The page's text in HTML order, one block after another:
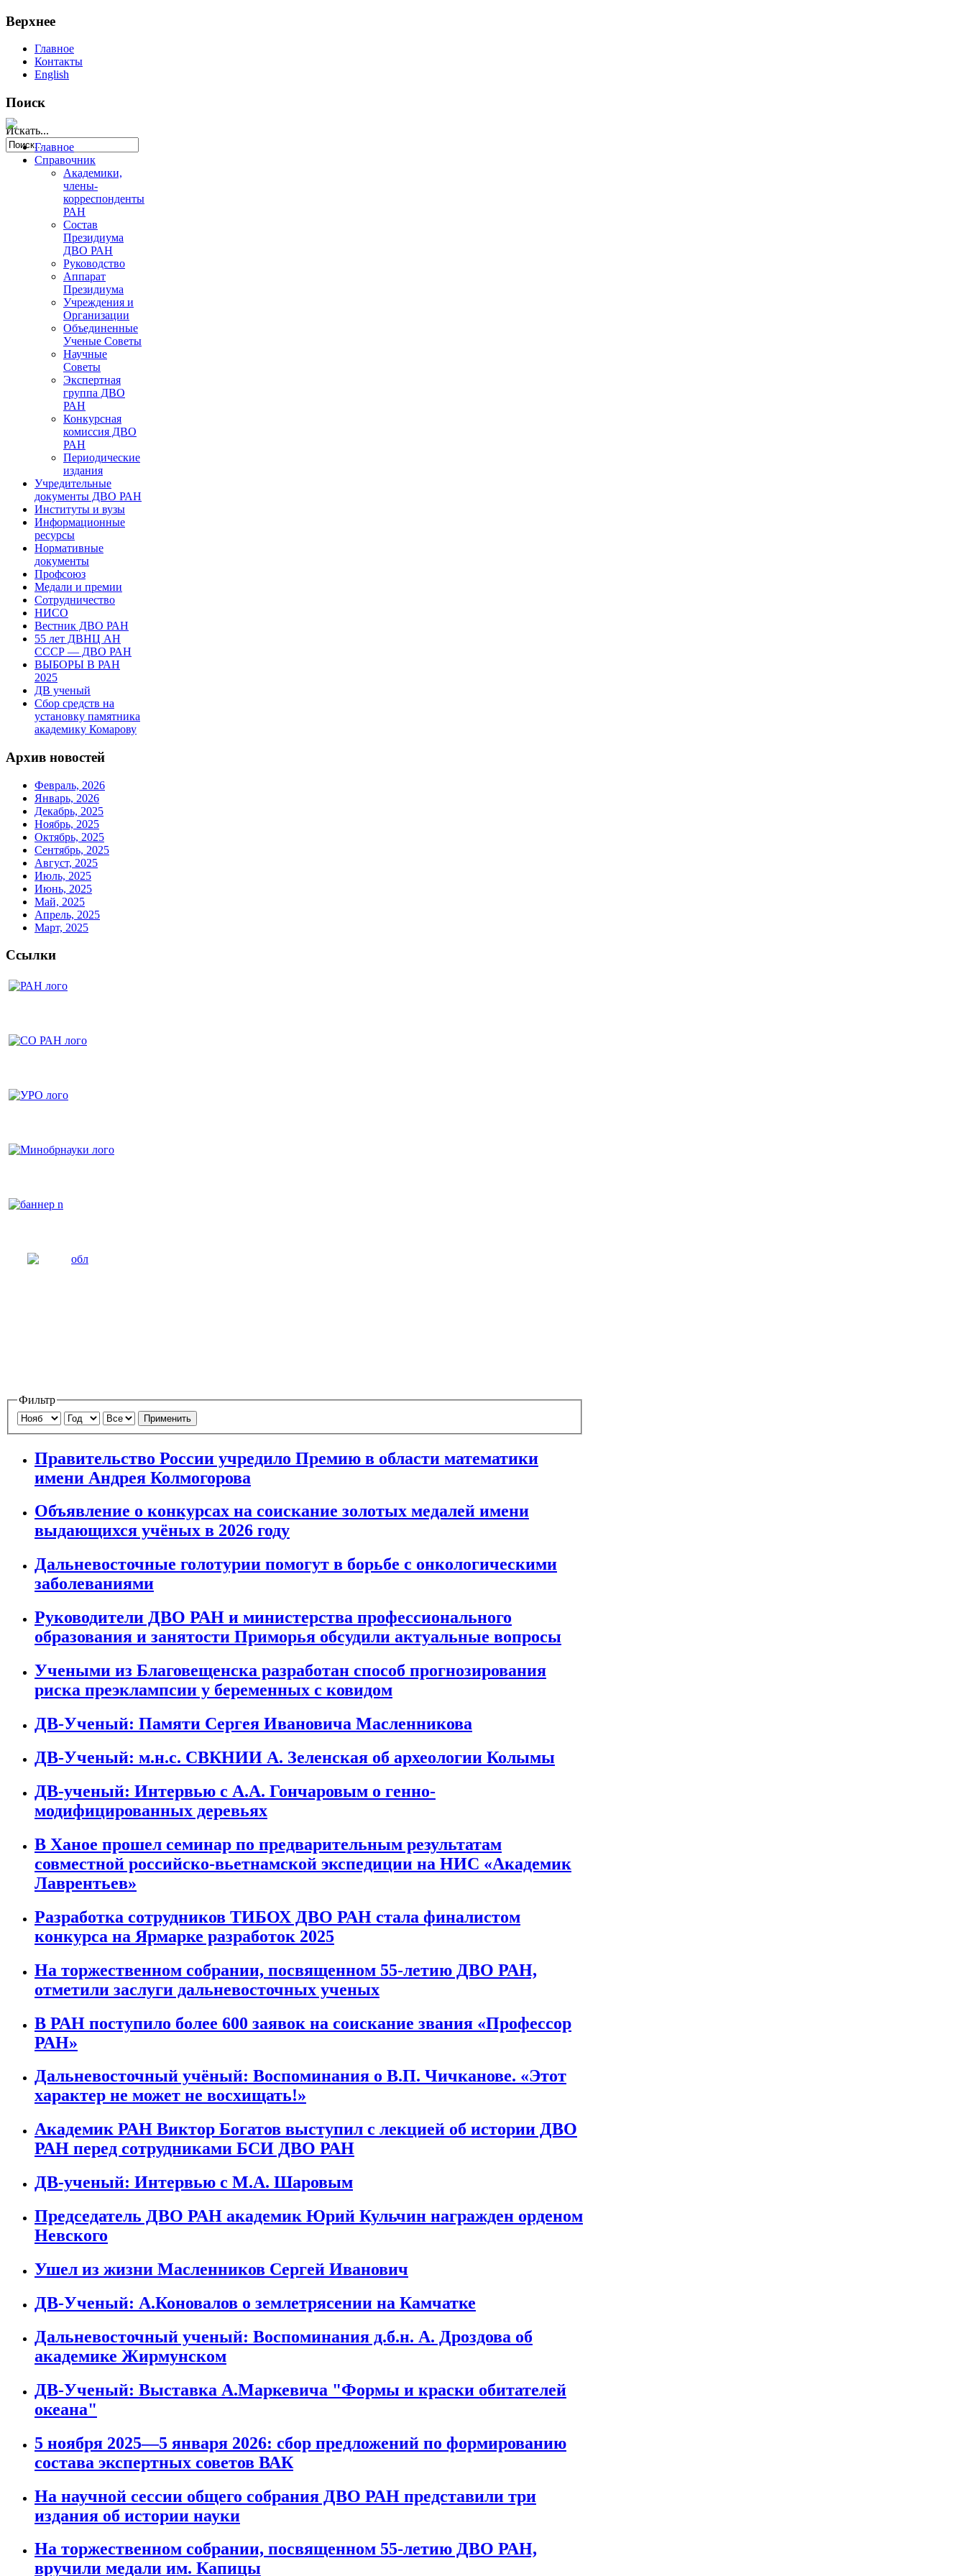
Верхнее
Главное
Контакты
English
Поиск
Искать...
Главное
Справочник
Академики,
члены-
корреспонденты
РАН
Состав
Президиума
ДВО РАН
Руководство
Аппарат
Президиума
Учреждения и
Организации
Объединенные
Ученые Советы
Научные
Советы
Экспертная
группа ДВО
РАН
Конкурсная
комиссия ДВО
РАН
Периодические
издания
Учредительные
документы ДВО РАН
Институты и вузы
Информационные
ресурсы
Нормативные
документы
Профсоюз
Медали и премии
Сотрудничество
НИСО
Вестник ДВО РАН
55 лет ДВНЦ АН
СССР — ДВО РАН
ВЫБОРЫ В РАН
2025
ДВ ученый
Сбор средств на
установку памятника
академику Комарову
Архив новостей
Февраль, 2026
Январь, 2026
Декабрь, 2025
Ноябрь, 2025
Октябрь, 2025
Сентябрь, 2025
Август, 2025
Июль, 2025
Июнь, 2025
Май, 2025
Апрель, 2025
Март, 2025
Ссылки
Фильтр
Применить
Правительство России учредило Премию в области математики
имени Андрея Колмогорова
Объявление о конкурсах на соискание золотых медалей имени
выдающихся учёных в 2026 году
Дальневосточные голотурии помогут в борьбе с онкологическими
заболеваниями
Руководители ДВО РАН и министерства профессионального
образования и занятости Приморья обсудили актуальные вопросы
Учеными из Благовещенска разработан способ прогнозирования
риска преэклампсии у беременных с ковидом
ДВ-Ученый: Памяти Сергея Ивановича Масленникова
ДВ-Ученый: м.н.с. СВКНИИ А. Зеленская об археологии Колымы
ДВ-ученый: Интервью с А.А. Гончаровым о генно-
модифицированных деревьях
В Ханое прошел семинар по предварительным результатам
совместной российско-вьетнамской экспедиции на НИС «Академик
Лаврентьев»
Разработка сотрудников ТИБОХ ДВО РАН стала финалистом
конкурса на Ярмарке разработок 2025
На торжественном собрании, посвященном 55-летию ДВО РАН,
отметили заслуги дальневосточных ученых
В РАН поступило более 600 заявок на соискание звания «Профессор
РАН»
Дальневосточный учёный: Воспоминания о В.П. Чичканове. «Этот
характер не может не восхищать!»
Академик РАН Виктор Богатов выступил с лекцией об истории ДВО
РАН перед сотрудниками БСИ ДВО РАН
ДВ-ученый: Интервью с М.А. Шаровым
Председатель ДВО РАН академик Юрий Кульчин награжден орденом
Невского
Ушел из жизни Масленников Сергей Иванович
ДВ-Ученый: А.Коновалов о землетрясении на Камчатке
Дальневосточный ученый: Воспоминания д.б.н. А. Дроздова об
академике Жирмунском
ДВ-Ученый: Выставка А.Маркевича "Формы и краски обитателей
океана"
5 ноября 2025—5 января 2026: сбор предложений по формированию
состава экспертных советов ВАК
На научной сессии общего собрания ДВО РАН представили три
издания об истории науки
На торжественном собрании, посвященном 55-летию ДВО РАН,
вручили медали им. Капицы